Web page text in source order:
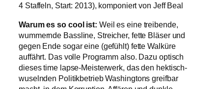
4 Staffeln, Start: 2013), komponiert von Jeff Beal
Warum es so cool ist: Weil es eine treibende,
wummernde Bassline, Streicher, fette Bläser und
gegen Ende sogar eine (gefühlt) fette Walküre
auffährt. Das volle Programm also. Dazu optisch
dieses time lapse-Meisterwerk, das den hektisch-
wuselnden Politikbetrieb Washingtons greifbar